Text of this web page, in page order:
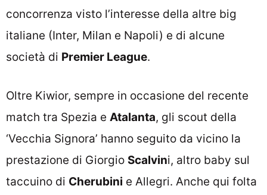
concorrenza visto l’interesse della altre big
italiane (Inter, Milan e Napoli) e di alcune
società di Premier League.
Oltre Kiwior, sempre in occasione del recente
match tra Spezia e Atalanta, gli scout della
‘Vecchia Signora’ hanno seguito da vicino la
prestazione di Giorgio Scalvini, altro baby sul
taccuino di Cherubini e Allegri. Anche qui folta